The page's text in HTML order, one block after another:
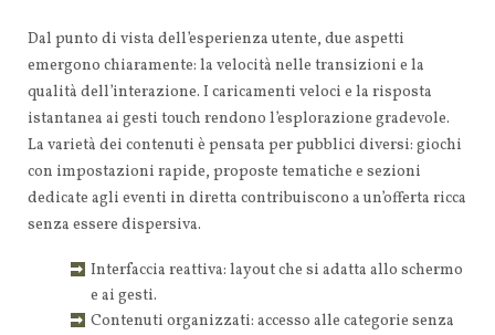
Dal punto di vista dell’esperienza utente, due aspetti
emergono chiaramente: la velocità nelle transizioni e la
qualità dell’interazione. I caricamenti veloci e la risposta
istantanea ai gesti touch rendono l’esplorazione gradevole.
La varietà dei contenuti è pensata per pubblici diversi: giochi
con impostazioni rapide, proposte tematiche e sezioni
dedicate agli eventi in diretta contribuiscono a un’offerta ricca
senza essere dispersiva.
Interfaccia reattiva: layout che si adatta allo schermo
e ai gesti.
Contenuti organizzati: accesso alle categorie senza